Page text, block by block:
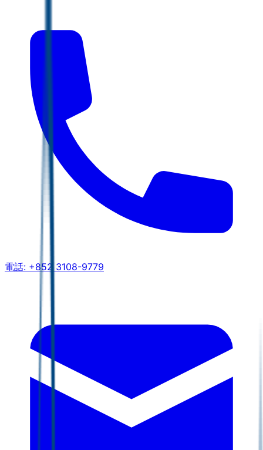
電話: +852 3108-9779